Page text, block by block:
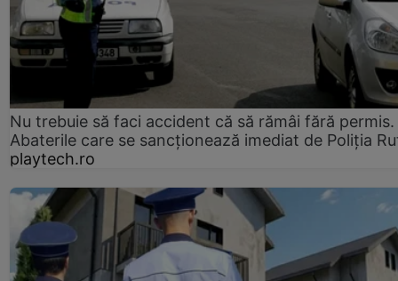
Nu trebuie să faci accident că să rămâi fără permis.
Abaterile care se sancționează imediat de Poliţia
playtech.ro